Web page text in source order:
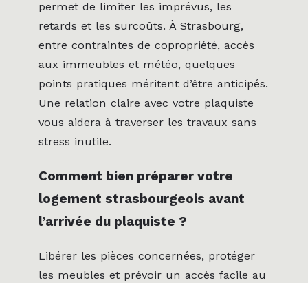
permet de limiter les imprévus, les
retards et les surcoûts. À Strasbourg,
entre contraintes de copropriété, accès
aux immeubles et météo, quelques
points pratiques méritent d’être anticipés.
Une relation claire avec votre plaquiste
vous aidera à traverser les travaux sans
stress inutile.
Comment bien préparer votre
logement strasbourgeois avant
l’arrivée du plaquiste ?
Libérer les pièces concernées, protéger
les meubles et prévoir un accès facile au